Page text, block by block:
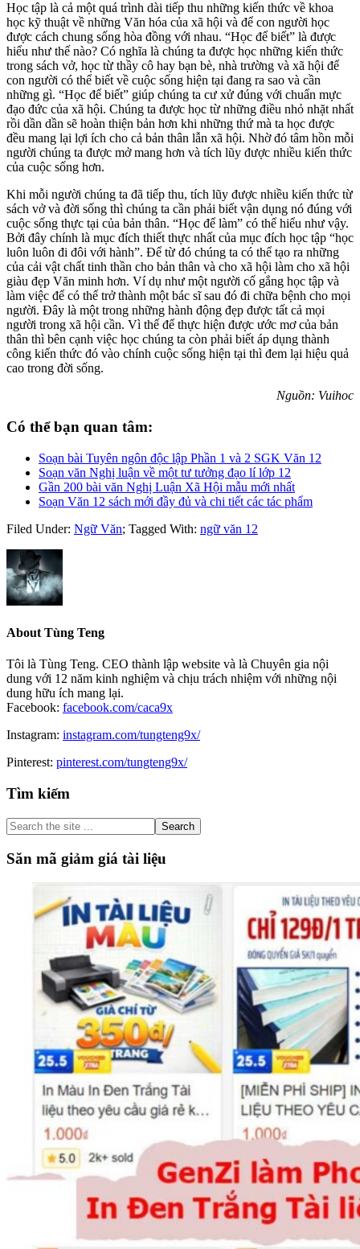
Học tập là cả một quá trình dài tiếp thu những kiến thức về khoa
học kỹ thuật về những Văn hóa của xã hội và để con người học
được cách chung sống hòa đồng với nhau. “Học để biết” là được
hiểu như thế nào? Có nghĩa là chúng ta được học những kiến thức
trong sách vở, học từ thầy cô hay bạn bè, nhà trường và xã hội để
con người có thể biết về cuộc sống hiện tại đang ra sao và cần
những gì. “Học để biết” giúp chúng ta cư xử đúng với chuẩn mực
đạo đức của xã hội. Chúng ta được học từ những điều nhỏ nhặt nhất
rồi dần dần sẽ hoàn thiện bản hơn khi những thứ mà ta học được
đều mang lại lợi ích cho cả bản thân lẫn xã hội. Nhờ đó tâm hồn mỗi
người chúng ta được mở mang hơn và tích lũy được nhiều kiến thức
của cuộc sống hơn.
Khi mỗi người chúng ta đã tiếp thu, tích lũy được nhiều kiến thức từ
sách vở và đời sống thì chúng ta cần phải biết vận dụng nó đúng với
cuộc sống thực tại của bản thân. “Học để làm” có thể hiểu như vậy.
Bởi đây chính là mục đích thiết thực nhất của mục đích học tập “học
luôn luôn đi đôi với hành”. Để từ đó chúng ta có thể tạo ra những
của cải vật chất tinh thần cho bản thân và cho xã hội làm cho xã hội
giàu đẹp Văn minh hơn. Ví dụ như một người cố gắng học tập và
làm việc để có thể trở thành một bác sĩ sau đó đi chữa bệnh cho mọi
người. Đây là một trong những hành động đẹp được tất cả mọi
người trong xã hội cần. Vì thế để thực hiện được ước mơ của bản
thân thì bên cạnh việc học chúng ta còn phải biếtáp dụng thành
công kiến thức đó vào chính cuộc sống hiện tại thì đem lại hiệu quả
cao trong đời sống.
Nguồn: Vuihoc
Có thể bạn quan tâm:
Soạn bài Tuyên ngôn độc lập Phần 1 và 2 SGK Văn 12
Soạn văn Nghị luận về một tư tưởng đạo lí lớp 12
Gần 200 bài văn Nghị Luận Xã Hội mẫu mới nhất
Soạn Văn 12 sách mới đầy đủ và chi tiết các tác phẩm
Filed Under: Ngữ Văn; Tagged With: ngữ văn 12
About Tùng Teng
Tôi là Tùng Teng. CEO thành lập website và là Chuyên gia nội
dung với 12 năm kinh nghiệm và chịu trách nhiệm với những nội
dung hữu ích mang lại.
Facebook: facebook.com/caca9x
Instagram: instagram.com/tungteng9x/
Pinterest: pinterest.com/tungteng9x/
Primary
Sidebar
Tìm kiếm
Search
the
site
...
Săn mã giảm giá tài liệu